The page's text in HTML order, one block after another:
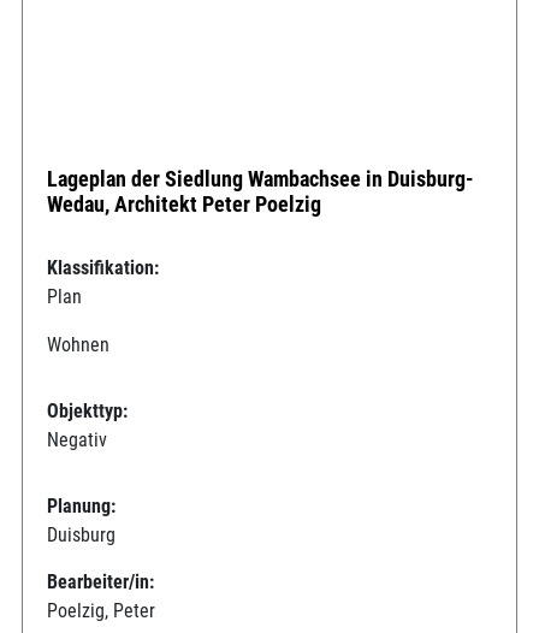
Lageplan der Siedlung Wambachsee in Duisburg-
Wedau, Architekt Peter Poelzig
Klassifikation:
Plan
Wohnen
Objekttyp:
Negativ
Planung:
Duisburg
Bearbeiter/in:
Poelzig, Peter